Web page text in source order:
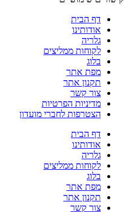
דף הבית
אודותינו
גלריה
לקוחות ממליצים
בלוג
מפת אתר
תקנון אתר
צור קשר
מדיניות הפרטיות
הצטרפות לחברי מועדון
דף הבית
אודותינו
גלריה
לקוחות ממליצים
בלוג
מפת אתר
תקנון אתר
צור קשר